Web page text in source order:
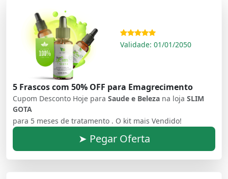
Validade: 01/01/2050
5 Frascos com 50% OFF para Emagrecimento
Cupom Desconto Hoje para Saude e Beleza na loja SLIM
GOTA
para 5 meses de tratamento . O kit mais Vendido!
➤ Pegar Oferta